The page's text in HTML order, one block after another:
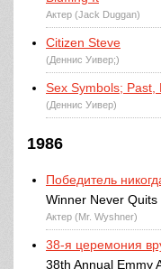
Актер (Jack Duggan)
Citizen Steve
(Деннис Уивер;)
Sex Symbols;
(Деннис Уивер)
1986
Победитель
Winner Never Quits
Актер (Mr. Wyshner)
38-я церемония
38th Annual Emmy